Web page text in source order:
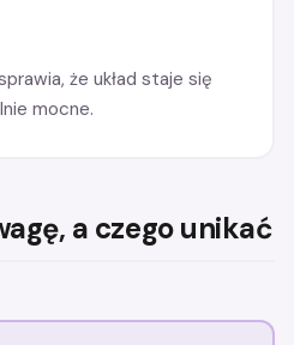
że układ staje się
mocne.
a czego unikać